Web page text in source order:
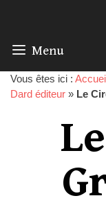
Menu
Vous êtes ici :
Dard éditeur » Le